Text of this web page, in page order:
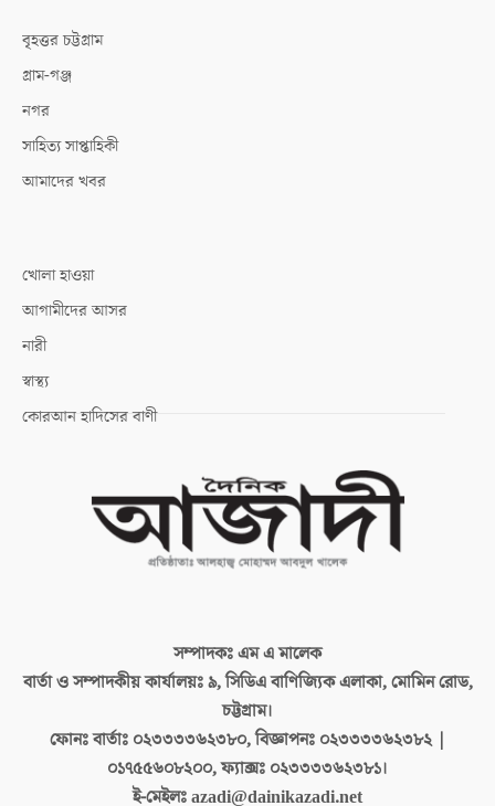
বৃহত্তর চট্টগ্রাম
গ্রাম-গঞ্জ
নগর
সাহিত্য সাপ্তাহিকী
আমাদের খবর
খোলা হাওয়া
আগামীদের আসর
নারী
স্বাস্থ্য
কোরআন হাদিসের বাণী
সম্পাদকঃএম এ মালেক
বার্তা ও সম্পাদকীয় কার্যালয়ঃ৯, সিডিএ বাণিজ্যিক এলাকা, মোমিন রোড,
চট্টগ্রাম।
ফোনঃ বার্তাঃ ০২৩৩৩৩৬২৩৮০, বিজ্ঞাপনঃ ০২৩৩৩৩৬২৩৮২ |
০১৭৫৫৬০৮২০০, ফ্যাক্সঃ ০২৩৩৩৩৬২৩৮১।
ই-মেইলঃazadi@dainikazadi.net